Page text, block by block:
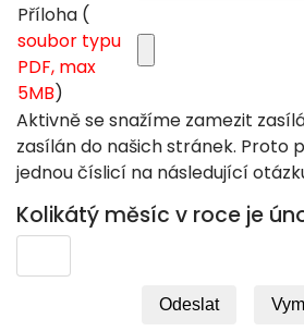
Příloha (
soubor typu
PDF, max
5MB)
Aktivně se snažíme zamezit
zasílán do našich stránek. Proto
jednou číslicí na následující
Kolikátý měsíc v roce je